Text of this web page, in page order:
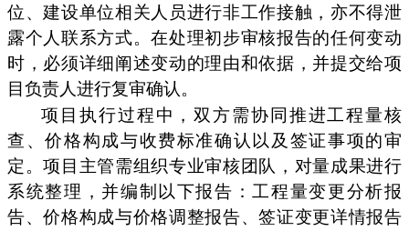
位、建设单位相关人员进行非工作接触，亦不得泄
露个人联系方式。在处理初步审核报告的任何变动
时，必须详细阐述变动的理由和依据，并提交给项
目负责人进行复审确认。
项目执行过程中，双方需协同推进工程量核
查、价格构成与收费标准确认以及签证事项的审
定。项目主管需组织专业审核团队，对量成果进行
系统整理，并编制以下报告：工程量变更分析报
告、价格构成与价格调整报告、签证变更详情报告